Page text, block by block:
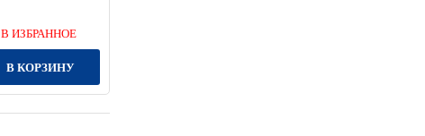
В ИЗБРАННОЕ
В КОРЗИНУ